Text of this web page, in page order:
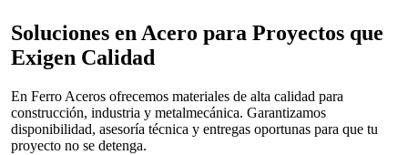
Soluciones en Acero para Proyectos que
Exigen Calidad
En Ferro Aceros ofrecemos materiales de alta calidad para
construcción, industria y metalmecánica. Garantizamos
disponibilidad, asesoría técnica y entregas oportunas para que tu
proyecto no se detenga.